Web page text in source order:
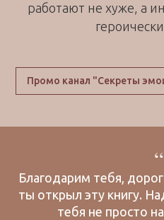
работают не хуже, а
Промо канал "Секреты
“
Благодарим тебя,
ты открыл эту книгу.
тебя не просто